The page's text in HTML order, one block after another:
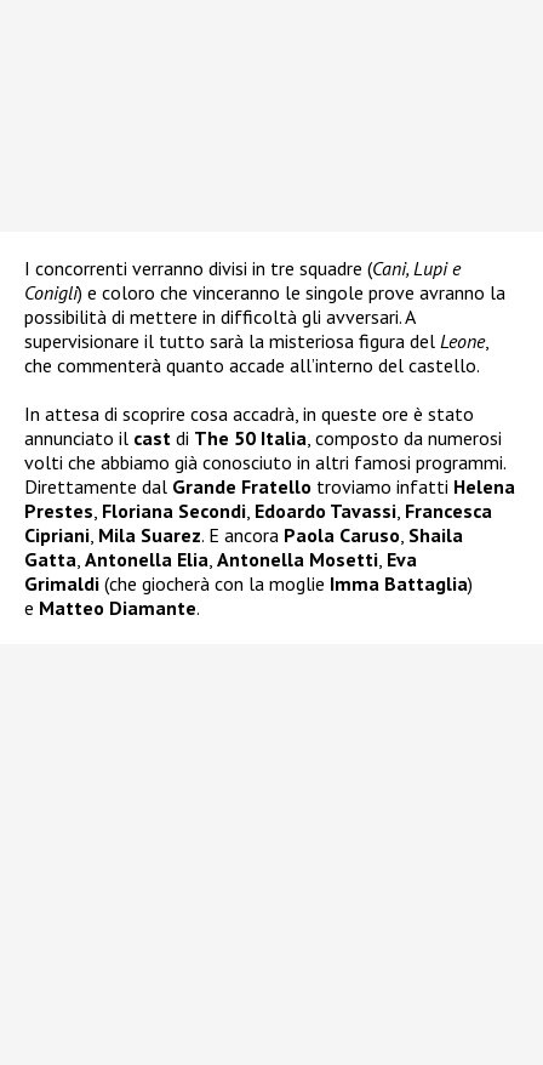
I concorrenti verranno divisi in tre squadre (Cani, Lupi e
Conigli) e coloro che vinceranno le singole prove avranno la
possibilità di mettere in difficoltà gli avversari. A
supervisionare il tutto sarà la misteriosa figura del Leone,
che commenterà quanto accade all’interno del castello.
In attesa di scoprire cosa accadrà, in queste ore è stato
annunciato il cast di The 50 Italia, composto da numerosi
volti che abbiamo già conosciuto in altri famosi programmi.
Direttamente dal Grande Fratello troviamo infatti Helena
Prestes, Floriana Secondi, Edoardo Tavassi, Francesca
Cipriani, Mila Suarez. E ancora Paola Caruso, Shaila
Gatta, Antonella Elia, Antonella Mosetti, Eva
Grimaldi (che giocherà con la moglie Imma Battaglia)
e Matteo Diamante.